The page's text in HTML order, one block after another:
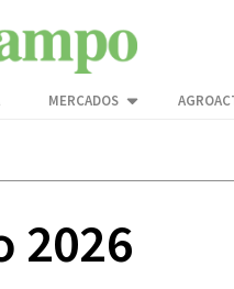
MERCADOS
2026